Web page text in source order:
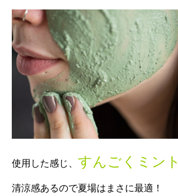
使用した感じ、 すんごくミント
清涼感あるので夏場はまさに最適！